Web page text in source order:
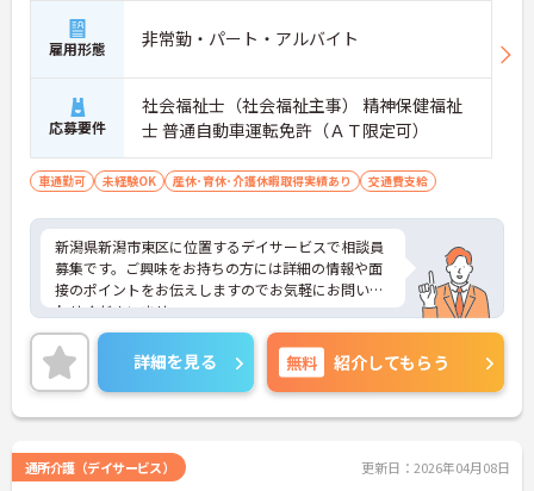
雇用形態 非常勤・パート・アルバイト
応募要件
社会福祉士（社会福祉主事） 精神保健福祉
士 普通自動車運転免許（ＡＴ限定可）
車通勤可 未経験OK 産休･育休･介護休暇取得実績あり 交通費支給
新潟県新潟市東区に位置するデイサービスで相談員
募集です。ご興味をお持ちの方には詳細の情報や面
接のポイントをお伝えしますのでお気軽にお問い合
わせくださいませ。
詳細を見る 無料 紹介してもらう
通所介護（デイサービス） 更新日：2026年04月08日